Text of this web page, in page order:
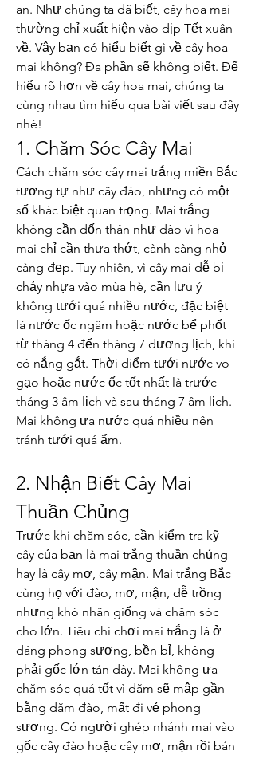
an. Như chúng ta đã biết, cây hoa mai
thường chỉ xuất hiện vào dịp Tết xuân
về. Vậy bạn có hiểu biết gì về cây hoa
mai không? Đa phần sẽ không biết. Để
hiểu rõ hơn về cây hoa mai, chúng ta
cùng nhau tìm hiểu qua bài viết sau đây
nhé!
1. Chăm Sóc Cây Mai
Cách chăm sóc cây mai trắng miền Bắc
tương tự như cây đào, nhưng có một
số khác biệt quan trọng. Mai trắng
không cần đốn thân như đào vì hoa
mai chỉ cần thưa thớt, cành càng nhỏ
càng đẹp. Tuy nhiên, vì cây mai dễ bị
chảy nhựa vào mùa hè, cần lưu ý
không tưới quá nhiều nước, đặc biệt
là nước ốc ngâm hoặc nước bể phốt
từ tháng 4 đến tháng 7 dương lịch, khi
có nắng gắt. Thời điểm tưới nước vo
gạo hoặc nước ốc tốt nhất là trước
tháng 3 âm lịch và sau tháng 7 âm lịch.
Mai không ưa nước quá nhiều nên
tránh tưới quá ẩm.
2. Nhận Biết Cây Mai
Thuần Chủng
Trước khi chăm sóc, cần kiểm tra kỹ
cây của bạn là mai trắng thuần chủng
hay là cây mơ, cây mận. Mai trắng Bắc
cùng họ với đào, mơ, mận, dễ trồng
nhưng khó nhân giống và chăm sóc
cho lớn. Tiêu chí chơi mai trắng là ở
dáng phong sương, bền bỉ, không
phải gốc lớn tán dày. Mai không ưa
chăm sóc quá tốt vì dăm sẽ mập gần
bằng dăm đào, mất đi vẻ phong
sương. Có người ghép nhánh mai vào
gốc cây đào hoặc cây mơ, mận rồi bán